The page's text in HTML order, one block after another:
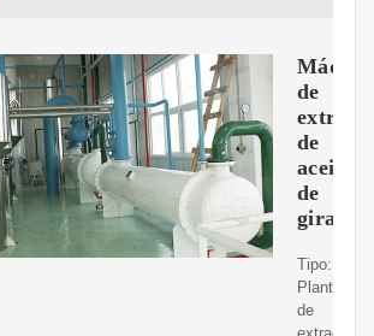
de
de
aceite
de
girasol
Tipo:
Planta
de